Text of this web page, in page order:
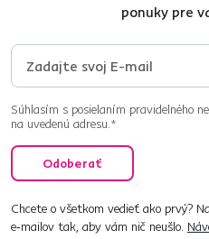
ponuky pre
Súhlasím s posielaním pravidelného
na uvedenú adresu.*
Odoberať
Chcete o všetkom vedieť ako prvý?
e‑mailov tak, aby vám nič neušlo.